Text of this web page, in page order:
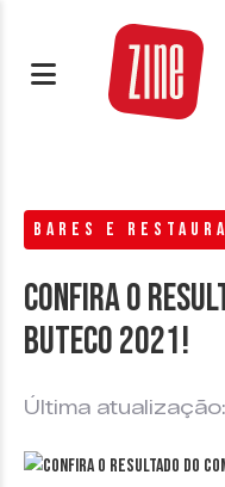
BARES E
Confira o
Buteco 2021!
Última